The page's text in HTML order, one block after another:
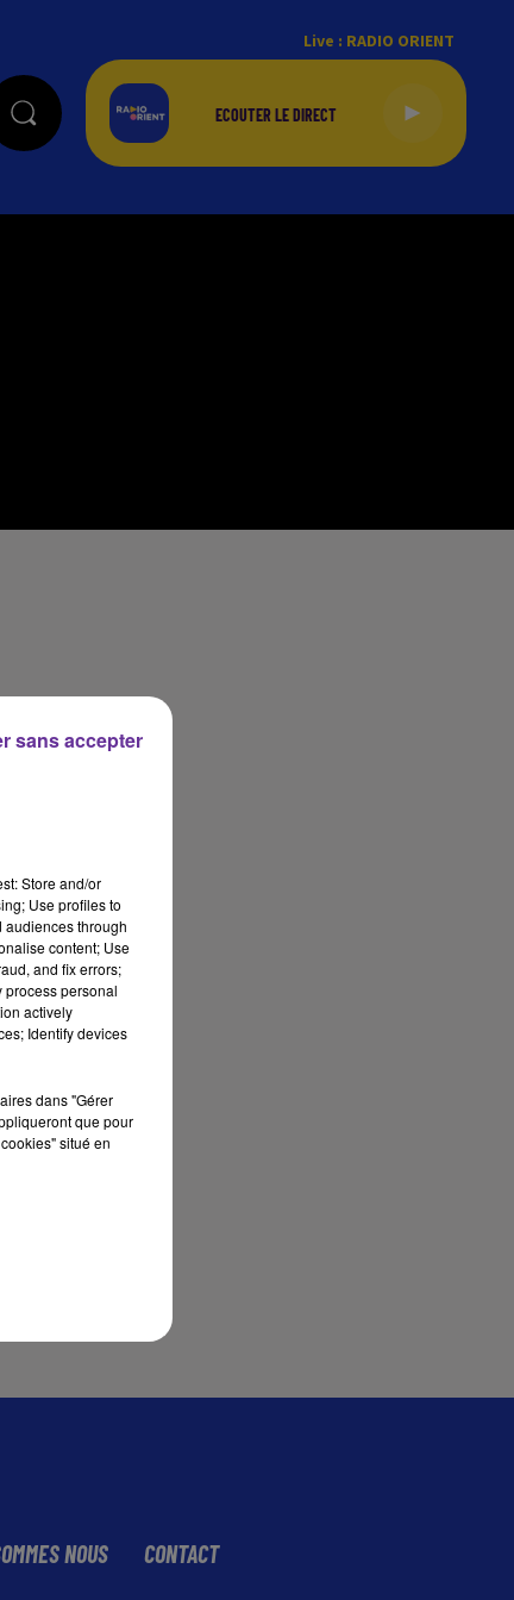
Live : RADIO ORIENT
NOUS CONTACT
Store and/or
Use profiles to
audiences through
content; Use
and fix errors;
process personal
actively
Identify devices
dans "Gérer
que pour
situé en
sans accepter